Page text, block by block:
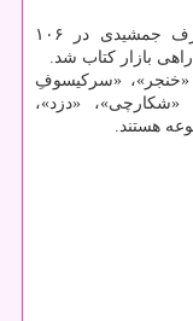
«تفتان زرد» نوشته یاشار کمال نوشته عارف جمشیدی در ۱۰۶
«خنجر»، «سرکیسوفِ
«شکارچی»، «دزد»،
هستند.